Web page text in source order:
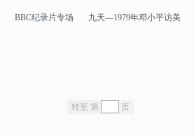
BBC纪录片专场 九天—1979年邓小平访美
转至 第 页